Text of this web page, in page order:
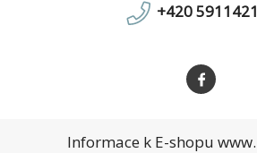
+420
Informace k E-shopu